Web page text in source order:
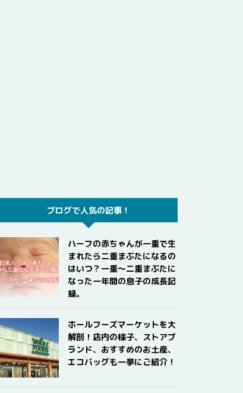
ブログで人気の記事！
ハーフの赤ちゃんが一重で生
まれたら二重まぶたになるの
はいつ？一重〜二重まぶたに
なった一年間の息子の成長記
録。
ホールフーズマーケットを大
解剖！店内の様子、ストアブ
ランド、おすすめのお土産、
エコバッグも一挙にご紹介！